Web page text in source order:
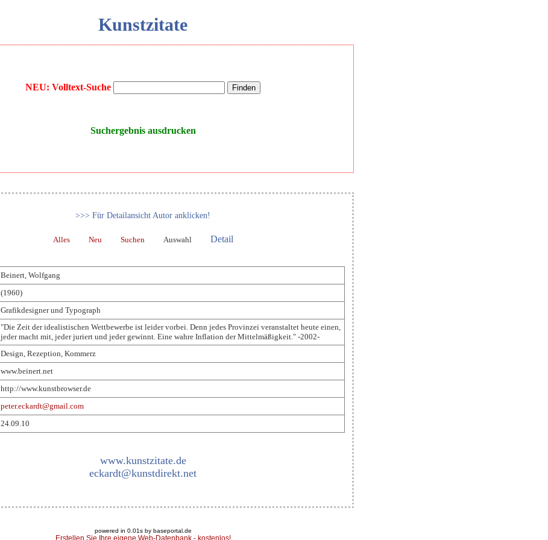
Kunstzitate
NEU: Volltext-Suche
Suchergebnis ausdrucken
>>> Für Detailansicht Autor anklicken!
Alles Neu Suchen Auswahl Detail
Beinert, Wolfgang
(1960)
Grafikdesigner und Typograph
"Die Zeit der idealistischen Wettbewerbe ist leider vorbei. Denn jedes Provinzei veranstaltet heute einen,
jeder macht mit, jeder juriert und jeder gewinnt. Eine wahre Inflation der Mittelmäßigkeit." -2002-
Design, Rezeption, Kommerz
www.beinert.net
http://www.kunstbrowser.de
peter.eckardt@gmail.com
24.09.10
www.kunstzitate.de
eckardt@kunstdirekt.net
powered in 0.01s by baseportal.de
Erstellen Sie Ihre eigene Web-Datenbank - kostenlos!